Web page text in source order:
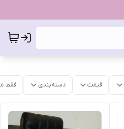
قیمت دسته‌بندی فقط